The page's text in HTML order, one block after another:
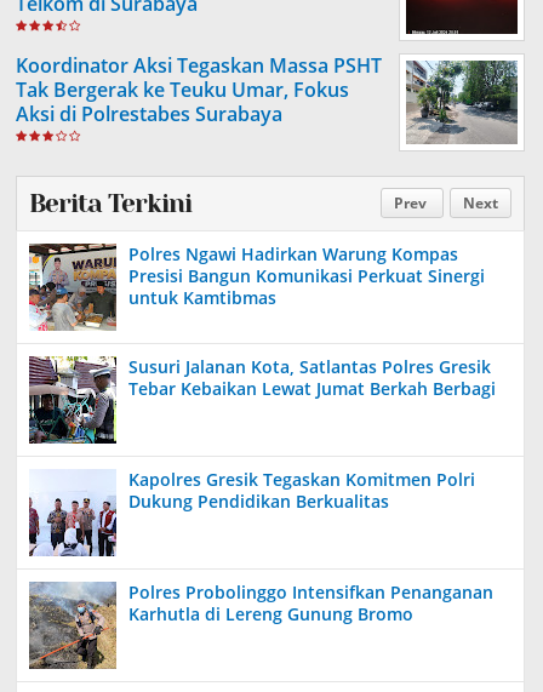
Koordinator Aksi Tegaskan Massa PSHT
Tak Bergerak ke Teuku Umar, Fokus
Aksi di Polrestabes Surabaya
Prev Next
Berita Terkini
Polres Ngawi Hadirkan Warung Kompas
Presisi Bangun Komunikasi Perkuat Sinergi
untuk Kamtibmas
Susuri Jalanan Kota, Satlantas Polres Gresik
Tebar Kebaikan Lewat Jumat Berkah Berbagi
Kapolres Gresik Tegaskan Komitmen Polri
Dukung Pendidikan Berkualitas
Polres Probolinggo Intensifkan Penanganan
Karhutla di Lereng Gunung Bromo